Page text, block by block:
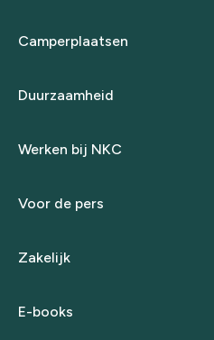
Camperplaatsen
Duurzaamheid
Werken bij NKC
Voor de pers
Zakelijk
E-books